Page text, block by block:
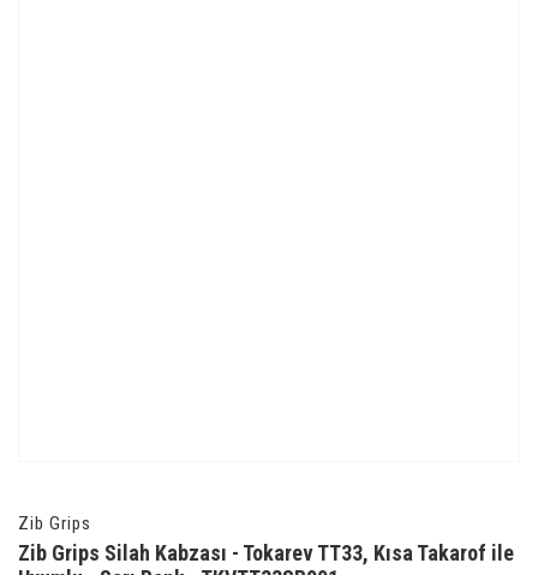
Zib Grips
Zib Grips Silah Kabzası - Tokarev TT33, Kısa Takarof ile